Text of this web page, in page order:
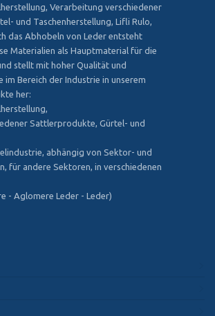
Verarbeitung verschiedener
und Taschenherstellung, Lifli Rulo,
das Abhobeln von Leder entsteht
Materialien als Hauptmaterial für die
stellt mit hoher Qualität und
im Bereich der Industrie in unserem
her:
Sattlerprodukte, Gürtel- und
abhängig von Sektor- und
für andere Sektoren, in verschiedenen
- Aglomere Leder - Leder)